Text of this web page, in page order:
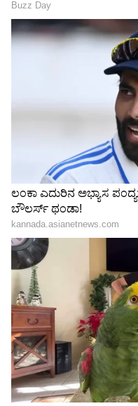
ಸಮಿತಿಯ ವರದಿಯನ್ನು
2026 ರಲ್ಲಿ
ಮುಂದಿನ ಎಲ್ಲಾ
ಕರ್ನಾಟಕ ಹಾಗೂ
ಜಿಲ್ಲೆಗಳಿಗೆ
ಅಂಗೀಕರಿಸಿದ
ಬೆಂಗಳೂರಿನ
ಹಣವನ್ನು ಸುರಿಯಲು
ಅಸಮತೋಲನವನ್ನು
ಅರ್ಜಿದಾರರು
ಪರಿಸರ ನಾಶ ಮತ್ತು
ಬೆಂಗಳೂರು ನಗರವು
ಮತ್ತು
ಪರಿಸರ ಮಾಲಿನ್ಯವನ್ನು
ನಗರದ ಹೊರವಲಯದಲ್ಲಿ
ನಗರವನ್ನು ನಿರ್ಮಿಸಿದರೆ,
ಸಂಪೂರ್ಣವಾಗಿ
ವ್ಯವಸ್ಥೆಯು
ಸಮತೋಲನ
ಟ್ರಂಪ್ ಐತಿಹಾಸಿಕ
Trade Deal | Party